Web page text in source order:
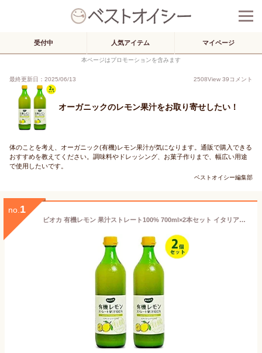
受付中 人気アイテム マイページ
本ページはプロモーションを含みます
最終更新日：2025/06/13 2508View 39コメント
オーガニックのレモン果汁をお取り寄せしたい！
体のことを考え、オーガニック(有機)レモン果汁が気になります。通販で購入できる
おすすめを教えてください。調味料やドレッシング、お菓子作りまで、幅広い用途
で使用したいです。
ベストオイシー編集部
no. 1
ビオカ 有機レモン 果汁ストレート100% 700ml×2本セット イタリア・シチリア産 オーガニック 無添加 BIOCA 柑橘 割り材 レモンジュース サワー カクテル